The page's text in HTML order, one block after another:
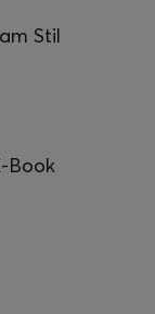
Stil
Book